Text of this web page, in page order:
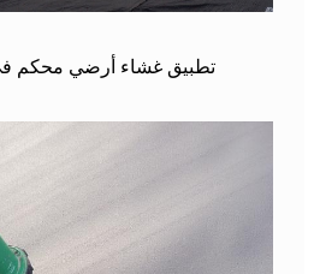
تطبيق غشاء أرضي محكم